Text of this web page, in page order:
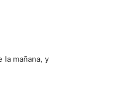
la mañana, y